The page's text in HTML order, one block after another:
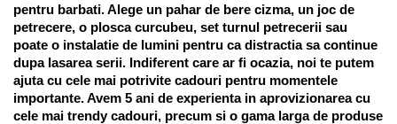
pentru barbati. Alege un pahar de bere cizma, un joc de
petrecere, o plosca curcubeu, set turnul petrecerii sau
poate o instalatie de lumini pentru ca distractia sa continue
dupa lasarea serii. Indiferent care ar fi ocazia, noi te putem
ajuta cu cele mai potrivite cadouri pentru momentele
importante. Avem 5 ani de experienta in aprovizionarea cu
cele mai trendy cadouri, precum si o gama larga de produse